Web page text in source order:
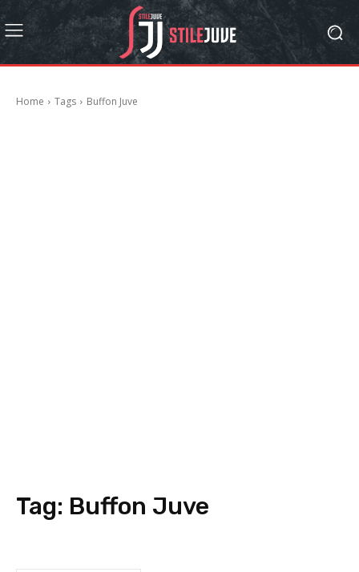
Home Tags Buffon Juve
Tag: Buffon Juve